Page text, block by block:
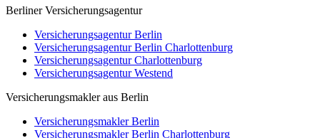
Berliner Versicherungsagentur
Versicherungsagentur Berlin
Versicherungsagentur Berlin Charlottenburg
Versicherungsagentur Charlottenburg
Versicherungsagentur Westend
Versicherungsmakler aus Berlin
Versicherungsmakler Berlin
Versicherungsmakler Berlin Charlottenburg